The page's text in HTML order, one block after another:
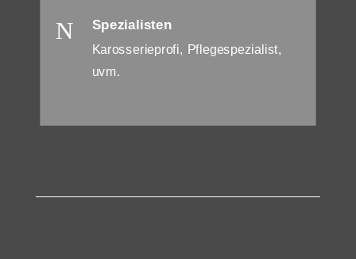
N Spezialisten
Karosserieprofi, Pflegespezialist,
uvm.